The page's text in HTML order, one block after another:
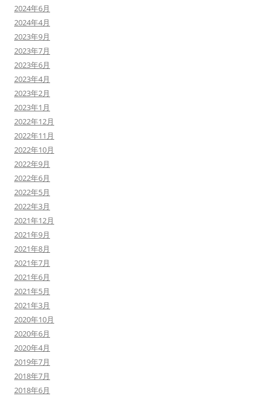
2024年6月
2024年4月
2023年9月
2023年7月
2023年6月
2023年4月
2023年2月
2023年1月
2022年12月
2022年11月
2022年10月
2022年9月
2022年6月
2022年5月
2022年3月
2021年12月
2021年9月
2021年8月
2021年7月
2021年6月
2021年5月
2021年3月
2020年10月
2020年6月
2020年4月
2019年7月
2018年7月
2018年6月